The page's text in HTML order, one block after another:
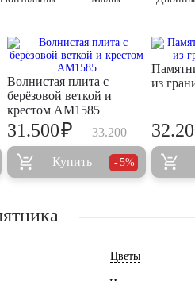
Волнистая плита с
берёзовой веткой и
крестом AM1585
33.200
31.500₽
Купить 5%
из
Цветы